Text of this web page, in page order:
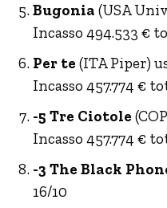
Bugonia (USA
Incasso 494.533 €
Per te (ITA Piper)
Incasso 457.774 €
-5 Tre Ciotole
Incasso 457.774 €
-3 The Black
16/10